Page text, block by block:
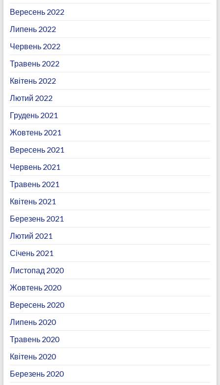
Вересень 2022
Липень 2022
Червень 2022
Травень 2022
Квітень 2022
Лютий 2022
Грудень 2021
Жовтень 2021
Вересень 2021
Червень 2021
Травень 2021
Квітень 2021
Березень 2021
Лютий 2021
Січень 2021
Листопад 2020
Жовтень 2020
Вересень 2020
Липень 2020
Травень 2020
Квітень 2020
Березень 2020